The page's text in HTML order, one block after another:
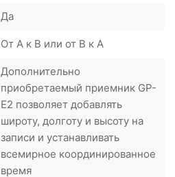
Да
От A к B или от B к A
Дополнительно
приобретаемый приемник GP-
E2 позволяет добавлять
широту, долготу и высоту на
записи и устанавливать
всемирное координированное
время